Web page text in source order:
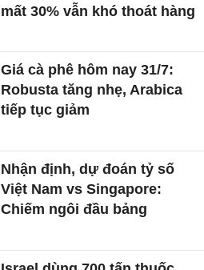
mất 30% vẫn khó thoát hàng
Giá cà phê hôm nay 31/7:
Robusta tăng nhẹ, Arabica
tiếp tục giảm
Nhận định, dự đoán tỷ số
Việt Nam vs Singapore:
Chiếm ngôi đầu bảng